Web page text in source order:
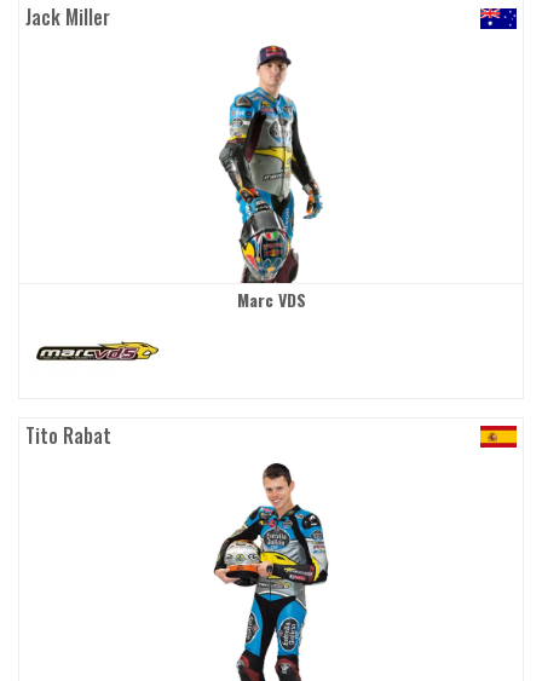
Jack Miller
Marc VDS
Tito Rabat